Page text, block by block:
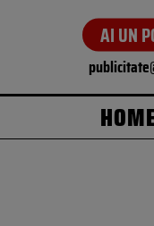
AI UN